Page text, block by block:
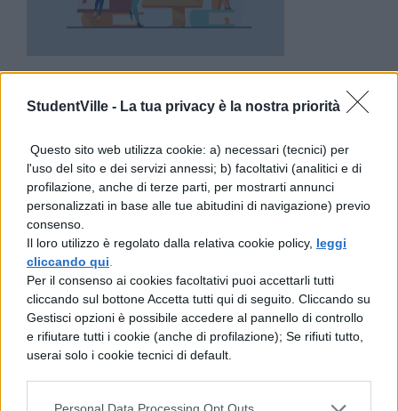
StudentVille - La tua privacy è la nostra priorità
Questo sito web utilizza cookie: a) necessari (tecnici) per
l'uso del sito e dei servizi annessi; b) facoltativi (analitici e di
profilazione, anche di terze parti, per mostrarti annunci
personalizzati in base alle tue abitudini di navigazione) previo
consenso.
Il loro utilizzo è regolato dalla relativa cookie policy, leggi
cliccando qui
Per il consenso ai cookies facoltativi puoi accettarli tutti
cliccando sul bottone Accetta tutti qui di seguito. Cliccando su
Gestisci opzioni è possibile accedere al pannello di controllo
e rifiutare tutti i cookie (anche di profilazione); Se rifiuti tutto,
userai solo i cookie tecnici di default.
In questo caso il guadagno meccanico sarà
pari a 2 in effetti, infatti se noi volessimo
applicare una forza di 50 Kg.
Macchine composte: il paranco
Quelle composte sono appunto l’insieme si
due o più carrucole, fisse e mobili, collegate
insieme dal funi. Il sistema così inteso è
anche chiamatoparanco. In Figura è stato